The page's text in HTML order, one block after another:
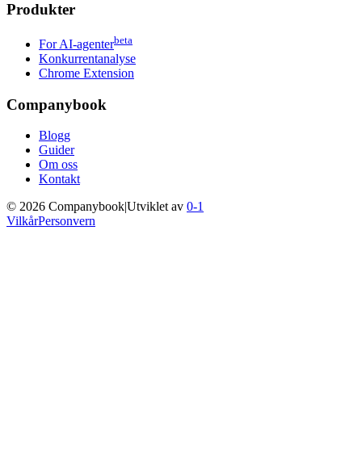
Produkter
For AI-agenterbeta
Konkurrentanalyse
Chrome Extension
Companybook
Blogg
Guider
Om oss
Kontakt
© 2026 CompanybookUtviklet av 0-1
VilkårPersonvern